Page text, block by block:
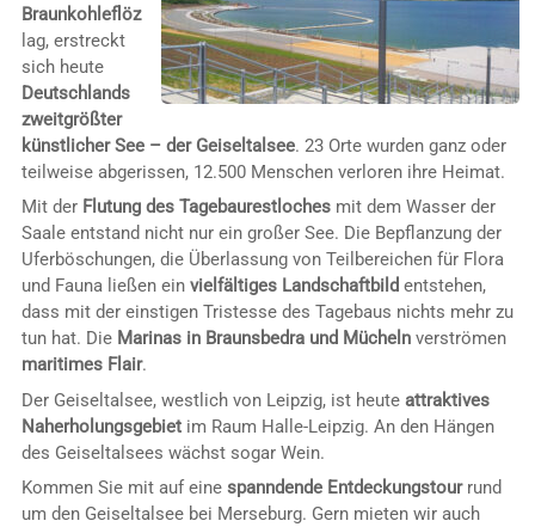
Braunkohleflöz
lag, erstreckt
sich heute
Deutschlands
zweitgrößter
künstlicher See – der Geiseltalsee. 23 Orte wurden ganz oder
teilweise abgerissen, 12.500 Menschen verloren ihre Heimat.
Mit der Flutung des Tagebaurestlochesmit dem Wasser der
Saale entstand nicht nur ein großer See. Die Bepflanzung der
Uferböschungen, die Überlassung von Teilbereichen für Flora
und Fauna ließen ein vielfältiges Landschaftbild entstehen,
dass mit der einstigen Tristesse des Tagebaus nichts mehr zu
tun hat. Die Marinas in Braunsbedra und Müchelnverströmen
maritimes Flair.
Der Geiseltalsee, westlich von Leipzig, ist heute attraktives
Naherholungsgebietim Raum Halle-Leipzig. An den Hängen
des Geiseltalsees wächst sogar Wein.
Kommen Sie mit auf eine spanndende Entdeckungstourrund
um den Geiseltalsee bei Merseburg. Gern mieten wir auch